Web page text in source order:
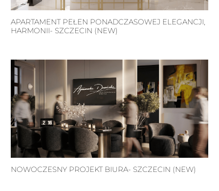
APARTAMENT PEŁEN PONADCZASOWEJ ELEGANCJI,
HARMONII- SZCZECIN (NEW)
NOWOCZESNY PROJEKT BIURA- SZCZECIN (NEW)